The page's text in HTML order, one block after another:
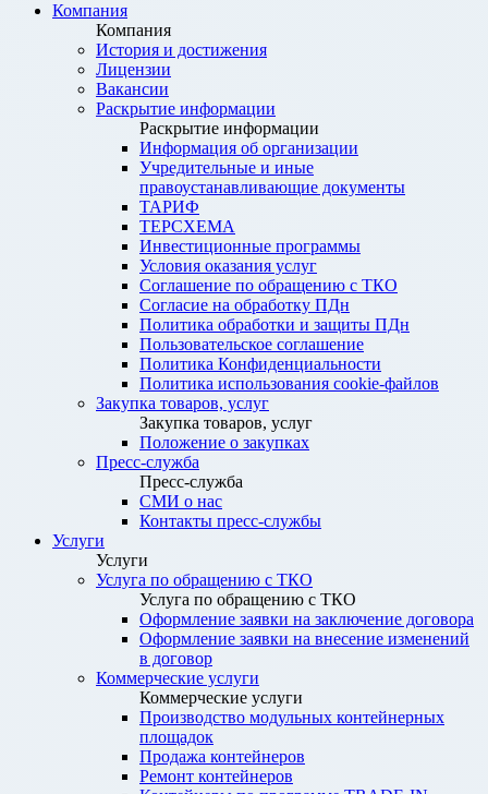
Компания
Компания
История и достижения
Лицензии
Вакансии
Раскрытие информации
Раскрытие информации
Информация об организации
Учредительные и иные
правоустанавливающие документы
ТАРИФ
ТЕРСХЕМА
Инвестиционные программы
Условия оказания услуг
Соглашение по обращению с ТКО
Согласие на обработку ПДн
Политика обработки и защиты ПДн
Пользовательское соглашение
Политика Конфиденциальности
Политика использования cookie-файлов
Закупка товаров, услуг
Закупка товаров, услуг
Положение о закупках
Пресс-служба
Пресс-служба
СМИ о нас
Контакты пресс-службы
Услуги
Услуги
Услуга по обращению с ТКО
Услуга по обращению с ТКО
Оформление заявки на заключение договора
Оформление заявки на внесение изменений
в договор
Коммерческие услуги
Коммерческие услуги
Производство модульных контейнерных
площадок
Продажа контейнеров
Ремонт контейнеров